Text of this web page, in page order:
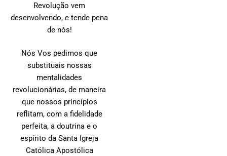
Revolução vem
desenvolvendo, e tende pena
de nós!
Nós Vos pedimos que
substituais nossas
mentalidades
revolucionárias, de maneira
que nossos princípios
reflitam, com a fidelidade
perfeita, a doutrina e o
espírito da Santa Igreja
Católica Apostólica